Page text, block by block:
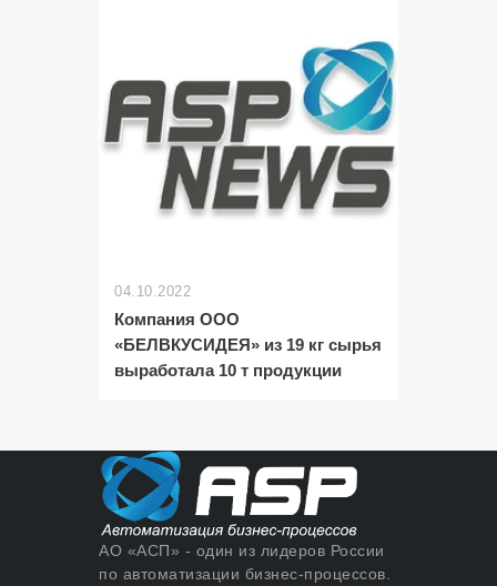
04.10.2022
Компания ООО
«БЕЛВКУСИДЕЯ» из 19 кг сырья
выработала 10 т продукции
АО «АСП» - один из лидеров России
по автоматизации бизнес-процессов.